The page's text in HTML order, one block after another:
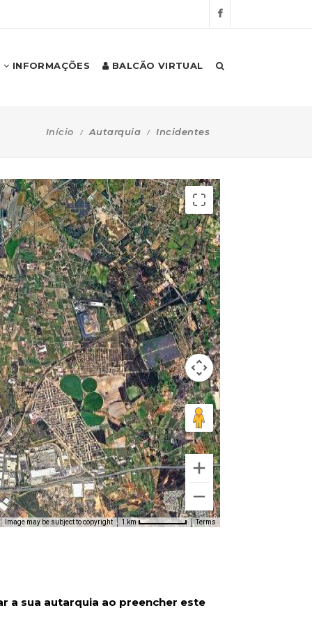
INFORMAÇÕES BALCÃO VIRTUAL
Início Autarquia Incidentes
Image may be subject to copyright 1 km Terms
a sua autarquia ao preencher este